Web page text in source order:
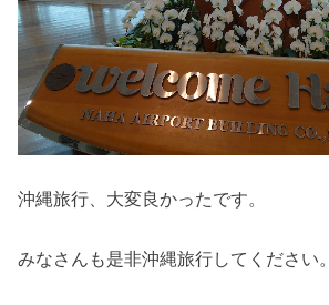
沖縄旅行、大変良かったです。
みなさんも是非沖縄旅行してください。